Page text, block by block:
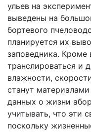
ульев на
выведены на
бортевого
планируется их
заповедника. Кроме
транслироваться и
влажности,
станут
данных о жизни
учитывать, что эти
поскольку